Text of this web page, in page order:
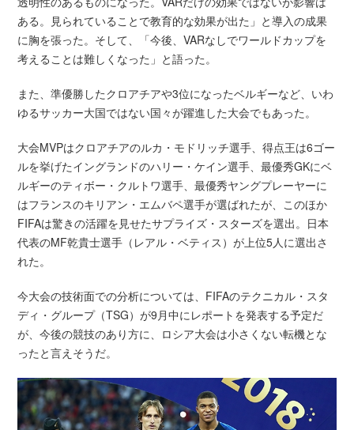
ある。見られていることで教育的な効果が出た」と導入の成果
に胸を張った。そして、「今後、VARなしでワールドカップを
考えることは難しくなった」と語った。
また、準優勝したクロアチアや3位になったベルギーなど、いわ
ゆるサッカー大国ではない国々が躍進した大会でもあった。
大会MVPはクロアチアのルカ・モドリッチ選手、得点王は6ゴー
ルを挙げたイングランドのハリー・ケイン選手、最優秀GKにベ
ルギーのティボー・クルトワ選手、最優秀ヤングプレーヤーに
はフランスのキリアン・エムバペ選手が選ばれたが、このほか
FIFAは驚きの活躍を見せたサプライズ・スターズを選出。日本
代表のMF乾貴士選手（レアル・ベティス）が上位5人に選出さ
れた。
今大会の技術面での分析については、FIFAのテクニカル・スタ
ディ・グループ（TSG）が9月中にレポートを発表する予定だ
が、今後の競技のあり方に、ロシア大会は小さくない転機とな
ったと言えそうだ。